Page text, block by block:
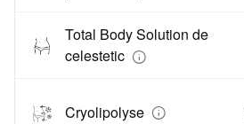
Total Body Solution de
celestetic
Cryolipolyse